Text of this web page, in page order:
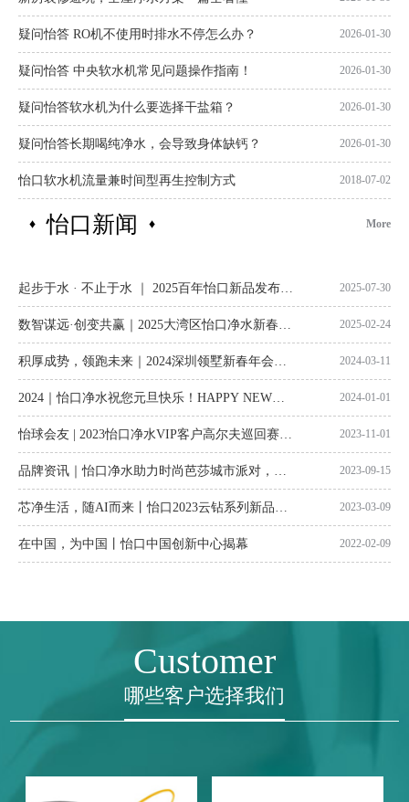
疑问怡答 RO机不使用时排水不停怎么办？ 2026-01-30
疑问怡答 中央软水机常见问题操作指南！ 2026-01-30
疑问怡答软水机为什么要选择干盐箱？ 2026-01-30
疑问怡答长期喝纯净水，会导致身体缺钙？ 2026-01-30
怡口软水机流量兼时间型再生控制方式 2018-07-02
♦ 怡口新闻 ♦ More
起步于水 · 不止于水 ｜ 2025百年怡口新品发布会
深圳站圆满落幕！
2025-07-30
数智谋远·创变共赢｜2025大湾区怡口净水新春年
会暨VIP客户答谢会圆满落幕
2025-02-24
积厚成势，领跑未来｜2024深圳领墅新春年会圆
满落幕！
2024-03-11
2024｜怡口净水祝您元旦快乐！HAPPY NEW
YEAR！
2024-01-01
怡球会友 | 2023怡口净水VIP客户高尔夫巡回赛，
深圳站圆满落幕！
2023-11-01
品牌资讯｜怡口净水助力时尚芭莎城市派对，时
尚新星闪耀时
2023-09-15
芯净生活，随AI而来丨怡口2023云钻系列新品发
布会深圳站圆满落幕！
2023-03-09
在中国，为中国丨怡口中国创新中心揭幕 2022-02-09
Customer
哪些客户选择我们